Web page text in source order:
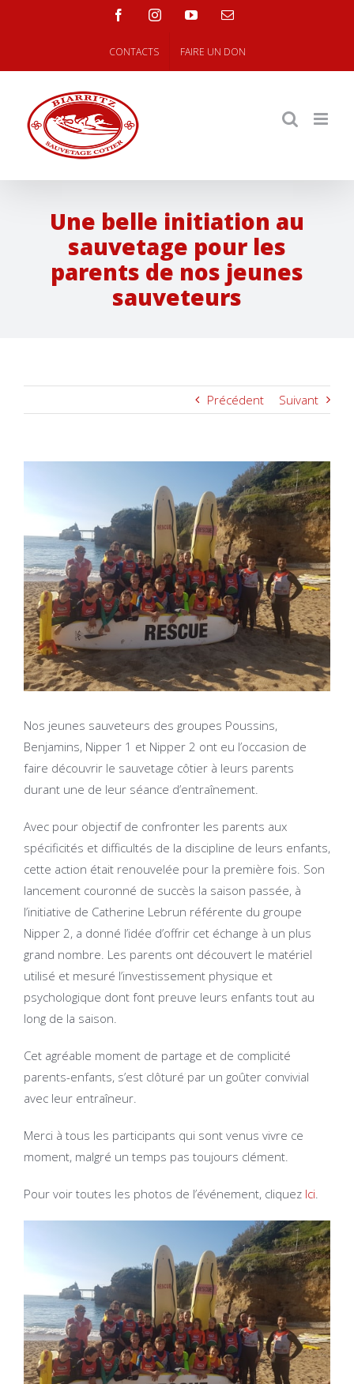
facebookinstagramyoutubeEmail
CONTACTS FAIRE UN DON
Une belle initiation au
sauvetage pour les
parents de nos jeunes
sauveteurs
Précédent Suivant
Nos jeunes sauveteurs des groupes Poussins,
Benjamins, Nipper 1 et Nipper 2 ont eu l’occasion de
faire découvrir le sauvetage côtier à leurs parents
durant une de leur séance d’entraînement.
Avec pour objectif de confronter les parents aux
spécificités et difficultés de la discipline de leurs enfants,
cette action était renouvelée pour la première fois. Son
lancement couronné de succès la saison passée, à
l’initiative de Catherine Lebrun référente du groupe
Nipper 2, a donné l’idée d’offrir cet échange à un plus
grand nombre. Les parents ont découvert le matériel
utilisé et mesuré l’investissement physique et
psychologique dont font preuve leurs enfants tout au
long de la saison.
Cet agréable moment de partage et de complicité
parents-enfants, s’est clôturé par un goûter convivial
avec leur entraîneur.
Merci à tous les participants qui sont venus vivre ce
moment, malgré un temps pas toujours clément.
Pour voir toutes les photos de l’événement, cliquez Ici